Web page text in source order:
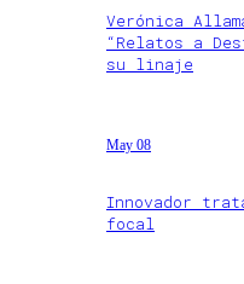
Verónica
“Relatos a
su linaje
May 08
Innovador
focal